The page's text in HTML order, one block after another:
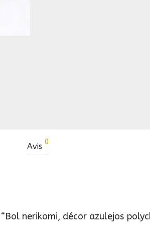
Avis 0
nerikomi, décor azulejos